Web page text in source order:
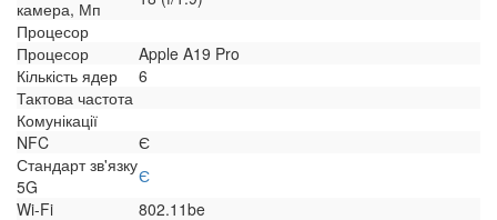
камера, Мп
Процесор
Процесор
Apple A19 Pro
Кількість ядер
6
Тактова частота
Комунікації
NFC
Є
Стандарт зв'язку
5G
Є
Wi-Fi
802.11be